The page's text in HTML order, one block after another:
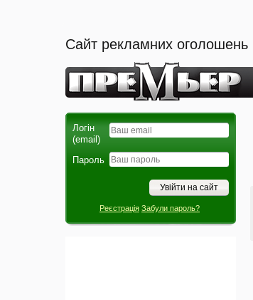
Сайт рекламних оголошень
Логін
(email)
Пароль
Реєстрація Забули пароль?